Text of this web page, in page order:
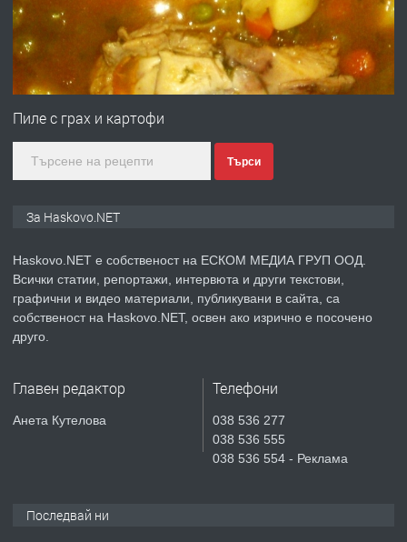
преди 2 дни
ПРЕДЛАГА
№4120 Магазин/Офис под наем в кв.
градската градина!
преди 3 дни
ПРЕДЛАГА
Продавам парцел в гр. Хасково кв.
СГЛОБЯВАНЕ НА МЕБЕЛИ.
Пиле с грах и картофи
Търси
За Haskovo.NET
Haskovo.NET е собственост на ЕСКОМ МЕДИА ГРУП ООД.
Всички статии, репортажи, интервюта и други текстови,
графични и видео материали, публикувани в сайта, са
собственост на Haskovo.NET, освен ако изрично е посочено
друго.
Главен редактор
Анета Кутелова
Телефони
038 536 277
038 536 555
038 536 554 - Реклама
Последвай ни